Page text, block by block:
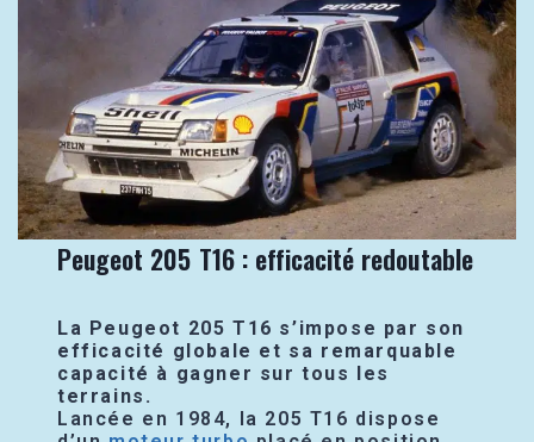
Peugeot 205 T16 : efficacité redoutable
La Peugeot 205 T16 s’impose par son
efficacité globale et sa remarquable
capacité à gagner sur tous les
terrains.
Lancée en 1984, la 205 T16 dispose